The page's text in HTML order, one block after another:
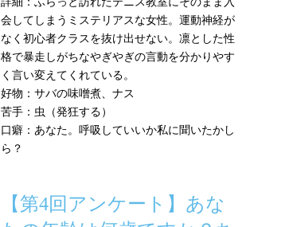
会してしまうミステリアスな女性。運動神経が
なく初心者クラスを抜け出せない。凛とした性
格で暴走しがちなやぎやぎの言動を分かりやす
く言い変えてくれている。
好物：サバの味噌煮、ナス
苦手：虫（発狂する）
口癖：あなた。呼吸していいか私に聞いたかし
ら？
【第4回アンケート】あな